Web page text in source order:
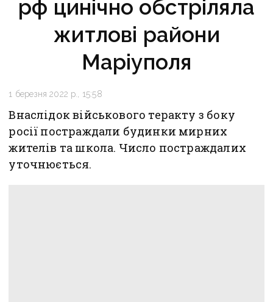
рф цинічно обстріляла
житлові райони
Маріуполя
1 березня 2022 р., 15:58
Внаслідок військового теракту з боку
росії постраждали будинки мирних
жителів та школа. Число постраждалих
уточнюється.